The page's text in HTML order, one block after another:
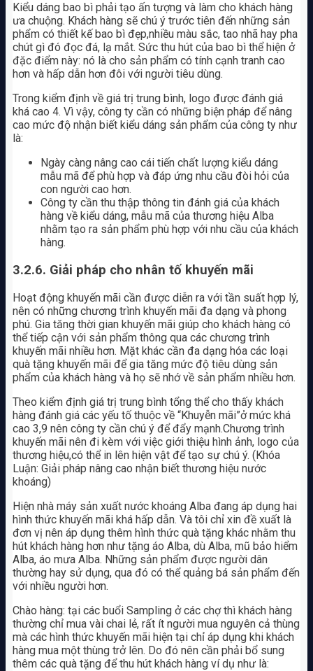
Kiểu dáng bao bì phải tạo ấn tượng và làm cho khách hàng
ưa chuộng. Khách hàng sẽ chú ý trước tiên đến những sản
phẩm có thiết kế bao bì đẹp,nhiều màu sắc, tao nhã hay pha
chút gì đó đọc đá, lạ mắt. Sức thu hút của bao bì thể hiện ở
đặc điểm này: nó là cho sản phẩm có tính cạnh tranh cao
hơn và hấp dẫn hơn đôi với người tiêu dùng.
Trong kiểm định về giá trị trung bình, logo được đánh giá
khá cao 4. Vì vậy, công ty cần có những biện pháp để nâng
cao mức độ nhận biết kiểu dáng sản phẩm của công ty như
là:
Ngày càng nâng cao cái tiến chất lượng kiểu dáng
mẫu mã để phù hợp và đáp ứng nhu cầu đòi hỏi của
con người cao hơn.
Công ty cần thu thập thông tin đánh giá của khách
hàng về kiểu dáng, mẫu mã của thương hiệu Alba
nhằm tạo ra sản phẩm phù hợp với nhu cầu của khách
hàng.
3.2.6. Giải pháp cho nhân tố khuyến mãi
Hoạt động khuyến mãi cần được diễn ra với tần suất hợp lý,
nên có những chương trình khuyến mãi đa dạng và phong
phú. Gia tăng thời gian khuyến mãi giúp cho khách hàng có
thể tiếp cận với sản phẩm thông qua các chương trình
khuyến mãi nhiều hơn. Mặt khác cần đa dạng hóa các loại
quà tặng khuyến mãi để gia tăng mức độ tiêu dùng sản
phẩm của khách hàng và họ sẽ nhớ về sản phẩm nhiều hơn.
Theo kiểm định giá trị trung bình tổng thể cho thấy khách
hàng đánh giá các yếu tố thuộc về “Khuyễn mãi”ở mức khá
cao 3,9 nên công ty cần chú ý để đẩy mạnh.Chương trình
khuyến mãi nên đi kèm với việc giới thiệu hình ảnh, logo của
thương hiệu,có thể in lên hiện vật để tạo sự chú ý. (Khóa
Luận: Giải pháp nâng cao nhận biết thương hiệu nước
khoáng)
Hiện nhà máy sản xuất nước khoáng Alba đang áp dụng hai
hình thức khuyến mãi khá hấp dẫn. Và tôi chỉ xin đề xuất là
đơn vị nên áp dụng thêm hình thức quà tặng khác nhằm thu
hút khách hàng hơn như tặng áo Alba, dù Alba, mũ bảo hiểm
Alba, áo mưa Alba. Những sản phẩm được người dân
thường hay sử dụng, qua đó có thể quảng bá sản phẩm đến
với nhiều người hơn.
Chào hàng: tại các buổi Sampling ở các chợ thì khách hàng
thường chỉ mua vài chai lẻ, rất ít người mua nguyên cả thùng
mà các hình thức khuyến mãi hiện tại chỉ áp dụng khi khách
hàng mua một thùng trở lên. Do đó nên cần phải bổ sung
thêm các quà tặng để thu hút khách hàng ví dụ như là: